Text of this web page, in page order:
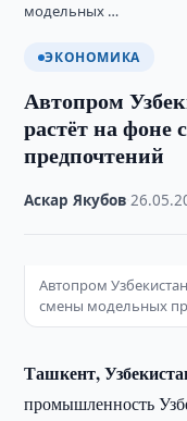
модельных …
ЭКОНОМИКА
Автопром
растёт на
предпочтений
Аскар Якубов ·
Автопром
смены модельных
Ташкент,
промышленность